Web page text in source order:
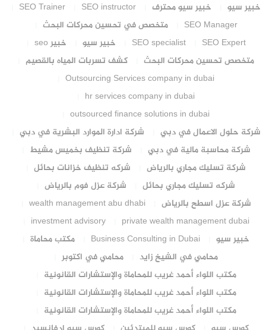
خبير سيو خبير سيو محترف SEO instructor
SEO Trainer
SEO Manager
متخصص في تحسين محركات البحث
SEO Expert
SEO specialist خبير سيو
خبير seo
متخصص تحسين محركات البحث
كشف تسربات المياه بالقصيم
Outsourcing Services company in dubai
hr services company in dubai
outsourced finance solutions in dubai
شركة حلول الاعمال في دبي
شركة ادارة الموارد البشرية في دبي
شركة محاسبة مالية في دبي
شركة تنظيف بخميس مشيط
شركة تسليك مجاري بالرياض
شركه تنظيف خزانات بحائل
شركه تسليك مجاري بحائل
شركة عزل فوم بالرياض
شركة عزل اسطح بالرياض
wealth management abu dhabi
private wealth management dubai
investment advisory
خبير سيو
Business Consulting in Dubai
مكتب محاماة
محامي في الشيخ زايد
محامي في اكتوبر
مكتب اللواء أحمد غريب للمحاماة والإستشارات القانونية
مكتب اللواء أحمد غريب للمحاماة والإستشارات القانونية
مكتب اللواء أحمد غريب للمحاماة والإستشارات القانونية